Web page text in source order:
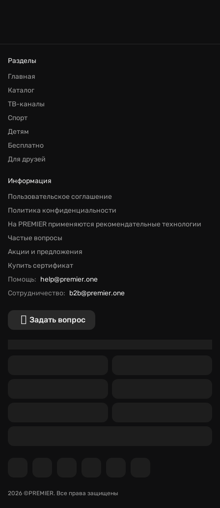
Разделы
Главная
Каталог
ТВ-каналы
Спорт
Детям
Бесплатно
Для друзей
Информация
Пользовательское соглашение
Политика конфиденциальности
На PREMIER применяются рекомендательные технологии
Частые вопросы
Акции и предложения
Купить сертификат
Помощь: help@premier.one
Сотрудничество: b2b@premier.one
Задать вопрос
2026 ©PREMIER. Все права защищены